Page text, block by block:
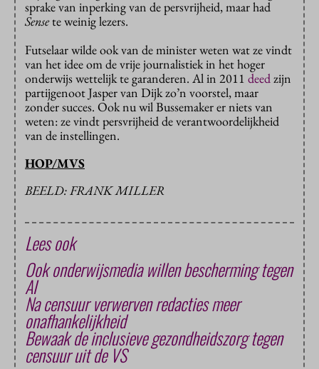
sprake van inperking van de persvrijheid, maar had
Sensete weinig lezers.
Futselaar wilde ook van de minister weten wat ze vindt
van het idee om de vrije journalistiek in het hoger
onderwijs wettelijk te garanderen. Al in 2011 deedzijn
partijgenoot Jasper van Dijk zo’n voorstel, maar
zonder succes. Ook nu wil Bussemaker er niets van
weten: ze vindt persvrijheid de verantwoordelijkheid
van de instellingen.
HOP/MVS
BEELD: FRANK MILLER
Lees ook
Ook onderwijsmedia willen bescherming tegen
AI
Na censuur verwerven redacties meer
onafhankelijkheid
Bewaak de inclusieve gezondheidszorg tegen
censuur uit de VS